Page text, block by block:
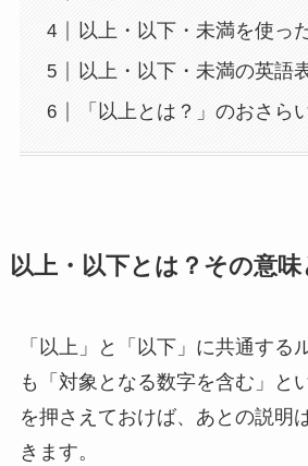
以上・以下・未満を使っ
以上・以下・未満の英語
「以上とは？」のおさら
以上・以下とは？その意
「以上」と「以下」に共通する
も「対象となる数字を含む」と
を押さえておけば、あとの説明
きます。